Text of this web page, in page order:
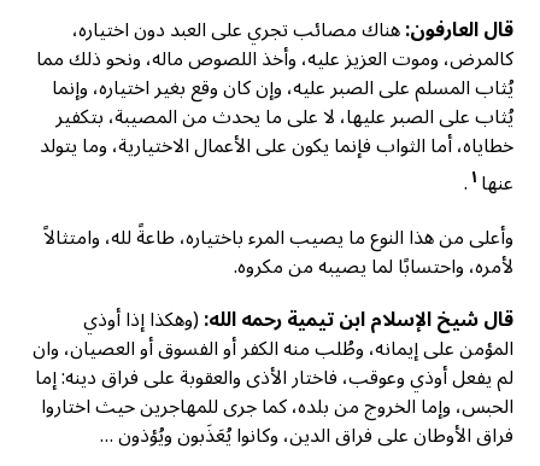
قال العارفون:هناك مصائب تجري على العبد دون اختياره،
كالمرض، وموت العزيز عليه، وأخذ اللصوص ماله، ونحو ذلك مما
يُثاب المسلم على الصبر عليه، وإن كان وقع بغير اختياره، وإنما
يُثاب على الصبر عليها، لا على ما يحدث من المصيبة، بتكفير
خطاياه، أما الثواب فإنما يكون على الأعمال الاختيارية، وما يتولد
عنها١.
وأعلى من هذا النوع ما يصيب المرء باختياره، طاعةً لله، وامتثالاً
لأمره، واحتسابًا لما يصيبه من مكروه.
قال شيخ الإسلام ابن تيمية رحمه الله:(وهكذا إذا أوذي
المؤمن على إيمانه، وطُلب منه الكفر أو الفسوق أو العصيان، وان
لم يفعل أوذي وعوقب، فاختار الأذى والعقوبة على فراق دينه: إما
الحبس، وإما الخروج من بلده، كما جرى للمهاجرين حيث اختاروا
فراق الأوطان على فراق الدين، وكانوا يُعَذَبون ويُؤذون …